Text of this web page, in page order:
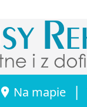
Na mapie |